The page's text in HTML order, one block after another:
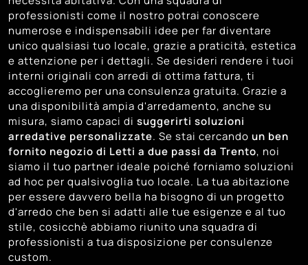
professionisti come il nostro potrai conoscere
numerose e indispensabili idee per far diventare
unico qualsiasi tuo locale, grazie a praticità, estetica
e attenzione per i dettagli. Se desideri rendere i tuoi
interni originali con arredi di ottima fattura, ti
accoglieremo per una consulenza gratuita. Grazie a
una disponibilità ampia d'arredamento, anche su
misura, siamo capaci di suggerirti soluzioni
arredative personalizzate. Se stai cercando un ben
fornito negozio di Letti a due passi da Trento, noi
siamo il tuo partner ideale poiché forniamo soluzioni
ad hoc per qualsivoglia tuo locale. La tua abitazione
per essere davvero bella ha bisogno di un progetto
d'arredo che ben si adatti alle tue esigenze e al tuo
stile, cosicchè abbiamo riunito una squadra di
professionisti a tua disposizione per consulenze
custom.